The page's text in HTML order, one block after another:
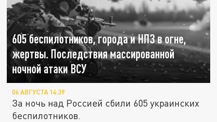
605 беспилотников, города и НПЗ в огне,
жертвы. Последствия массированной
ночной атаки ВСУ
06 АВГУСТА 14:39
За ночь над Россией сбили 605 украинских
беспилотников.